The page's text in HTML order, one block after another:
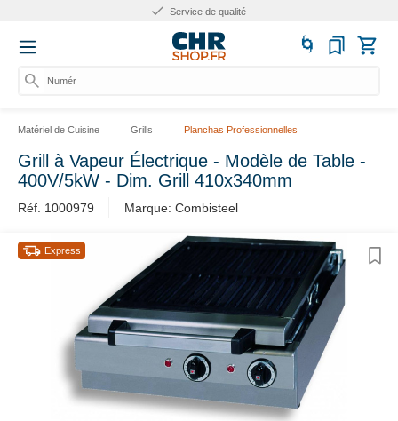
Service de qualité
Numéro d
Matériel de Cuisine Grills Planchas Professionnelles
Grill à Vapeur Électrique - Modèle de Table -
400V/5kW - Dim. Grill 410x340mm
Réf. 1000979 Marque: Combisteel
Express